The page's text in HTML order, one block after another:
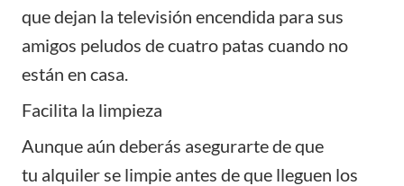
que dejan la televisión encendida para sus
amigos peludos de cuatro patas cuando no
están en casa.
Facilita la limpieza
Aunque aún deberás asegurarte de que
tu alquiler se limpie antes de que lleguen los